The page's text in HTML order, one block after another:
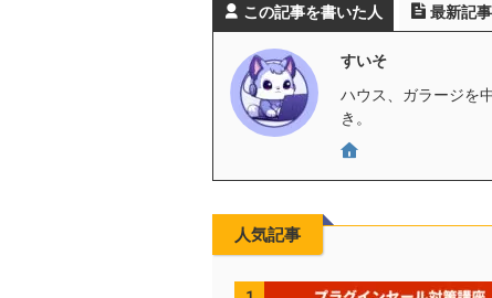
この記事を書いた人 最新記事
すいそ
ハウス、ガラージを
き。
人気記事